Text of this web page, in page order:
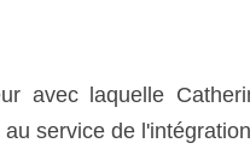
avec laquelle
service de